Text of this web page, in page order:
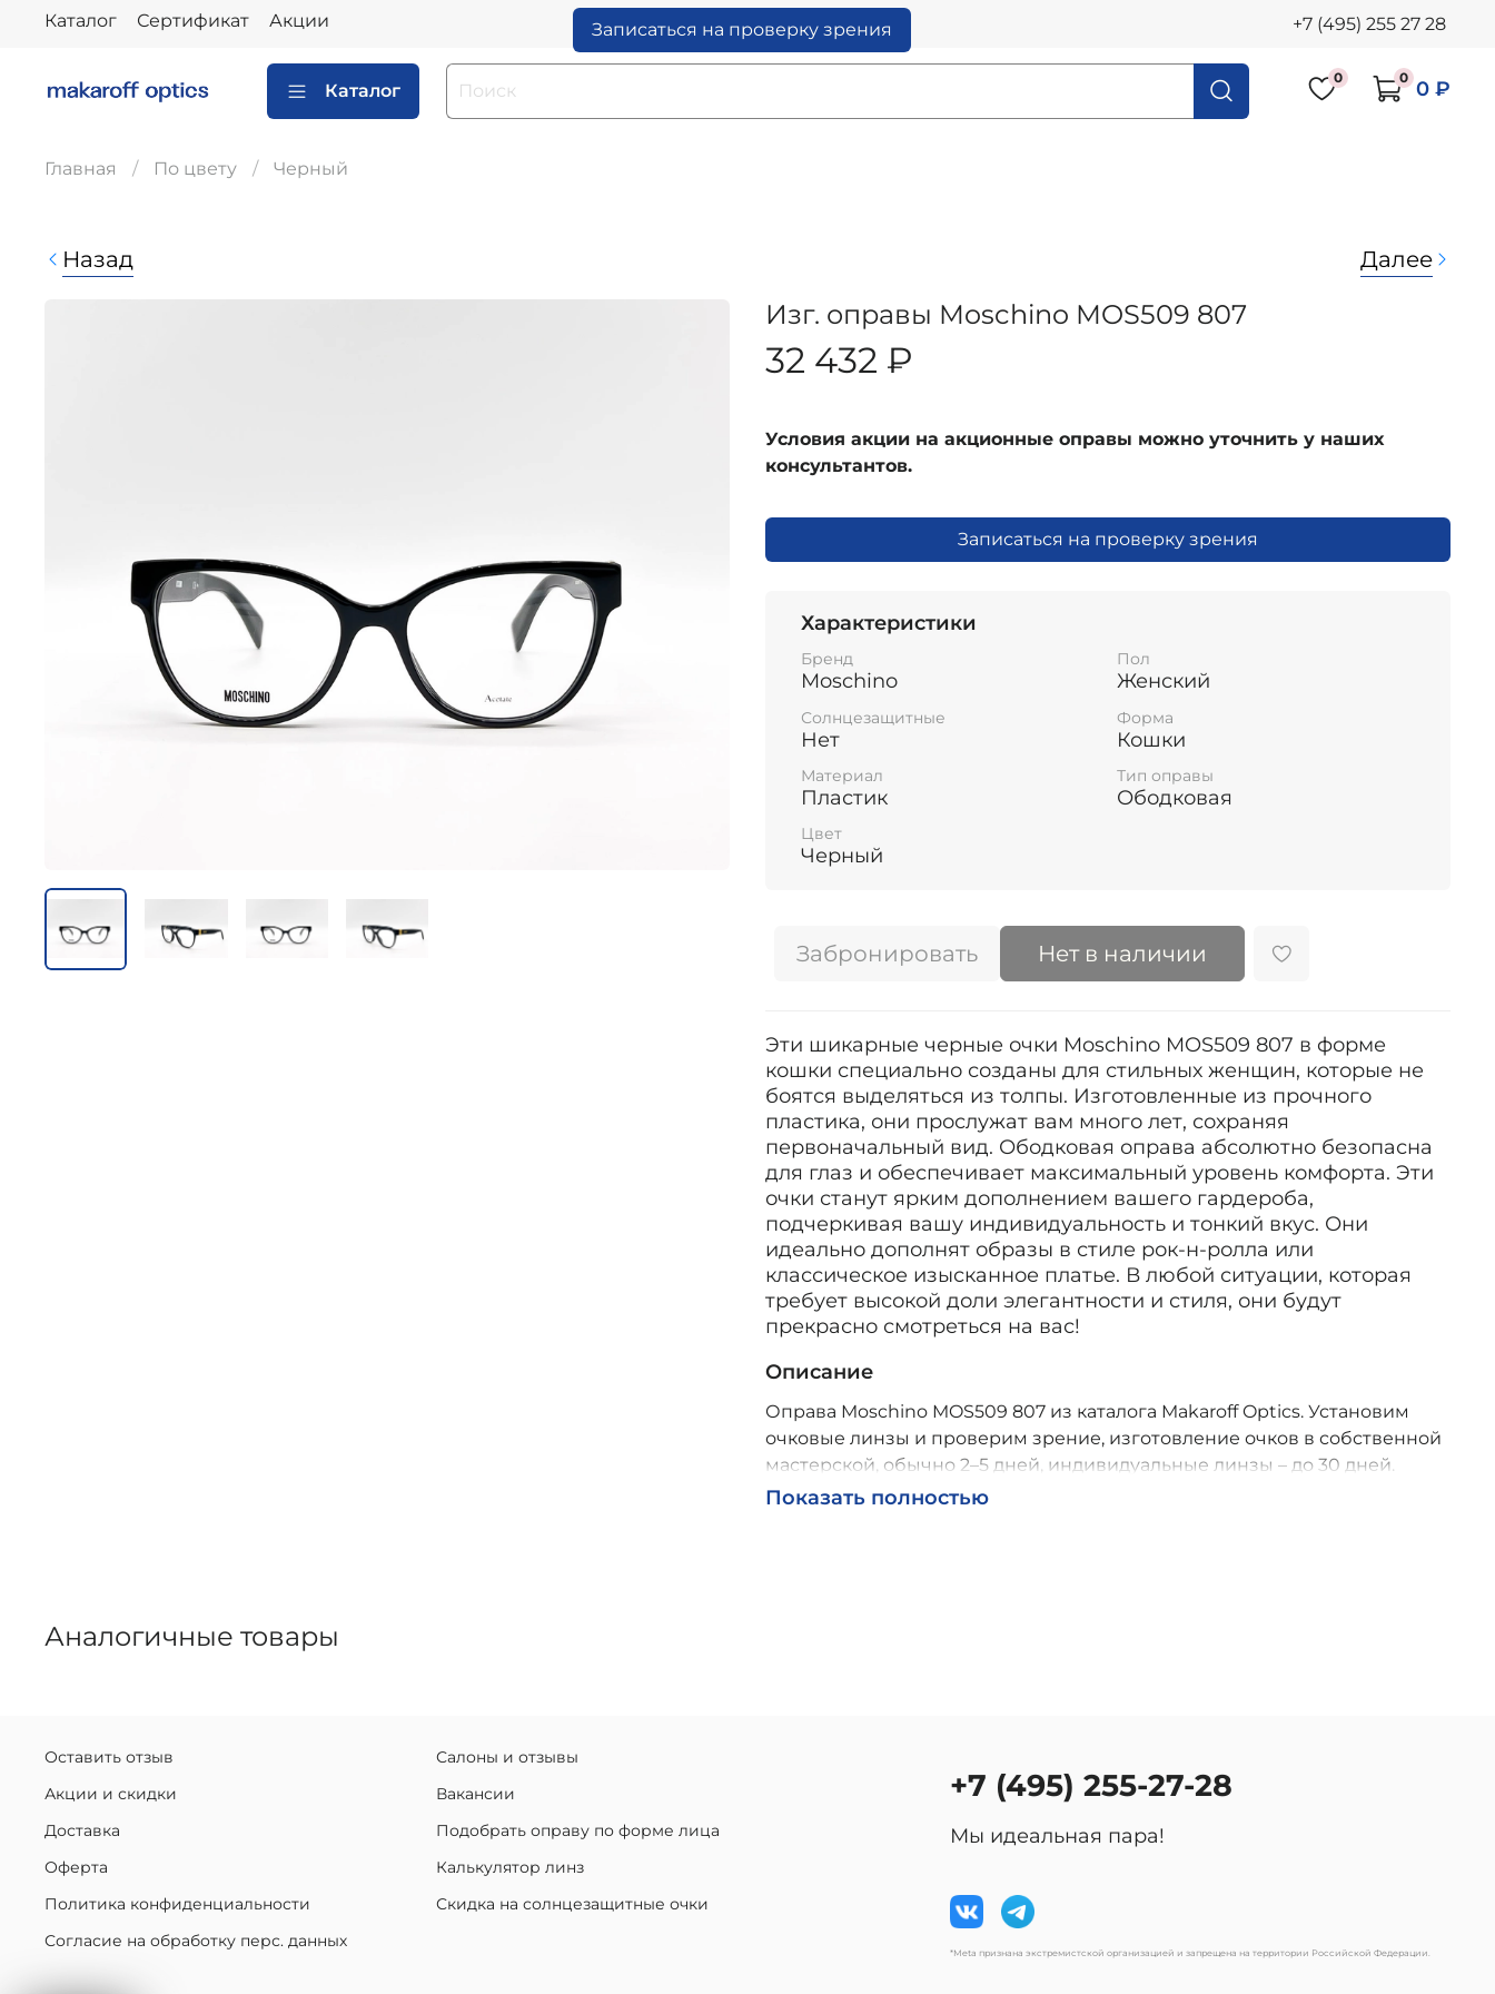
Каталог Сертификат Акции Записаться на проверку зрения +7 (495) 255 27 28
Каталог
0 0 0 ₽
Главная По цвету Черный
Назад Далее
Изг. оправы Moschino MOS509 807
32 432 ₽
Условия акции на акционные оправы можно уточнить у наших
консультантов.
Записаться на проверку зрения
Характеристики
Бренд
Moschino
Пол
Женский
Солнцезащитные
Нет
Форма
Кошки
Материал
Пластик
Тип оправы
Ободковая
Цвет
Черный
Забронировать Нет в наличии
Эти шикарные черные очки Moschino MOS509 807 в форме
кошки специально созданы для стильных женщин, которые не
боятся выделяться из толпы. Изготовленные из прочного
пластика, они прослужат вам много лет, сохраняя
первоначальный вид. Ободковая оправа абсолютно безопасна
для глаз и обеспечивает максимальный уровень комфорта. Эти
очки станут ярким дополнением вашего гардероба,
подчеркивая вашу индивидуальность и тонкий вкус. Они
идеально дополнят образы в стиле рок-н-ролла или
классическое изысканное платье. В любой ситуации, которая
требует высокой доли элегантности и стиля, они будут
прекрасно смотреться на вас!
Описание
Оправа Moschino MOS509 807 из каталога Makaroff Optics. Установим
очковые линзы и проверим зрение, изготовление очков в собственной
мастерской, обычно 2–5 дней, индивидуальные линзы – до 30 дней.
Возможна доставка по России.
Показать полностью
Аналогичные товары
Оставить отзыв
Акции и скидки
Доставка
Оферта
Политика конфиденциальности
Согласие на обработку перс. данных
Салоны и отзывы
Вакансии
Подобрать оправу по форме лица
Калькулятор линз
Скидка на солнцезащитные очки
+7 (495) 255-27-28
Мы идеальная пара!
*Meta признана экстремистской организацией и запрещена на территории Российской Федерации.